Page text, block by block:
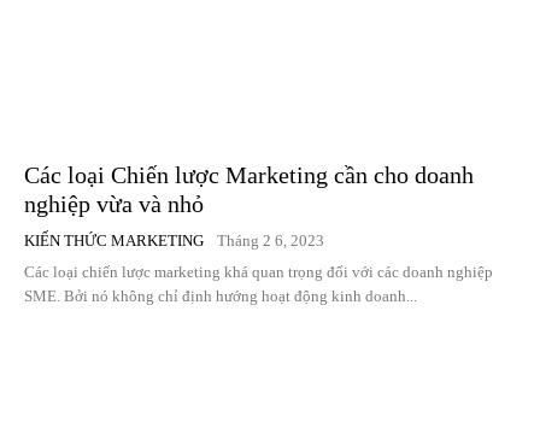
Các loại Chiến lược Marketing cần cho doanh
nghiệp vừa và nhỏ
KIẾN THỨC MARKETING
Tháng 2 6, 2023
Các loại chiến lược marketing khá quan trọng đối với các doanh nghiệp
SME. Bởi nó không chỉ định hướng hoạt động kinh doanh...